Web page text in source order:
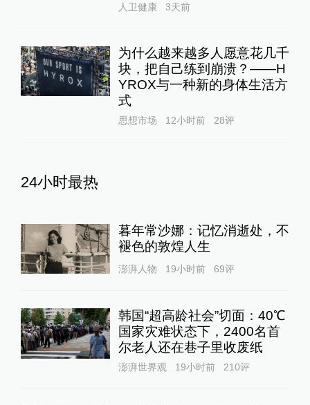
人卫健康 3天前
为什么越来越多人愿意花几千
块，把自己练到崩溃？——H
YROX与一种新的身体生活方
式
思想市场 12小时前 28评
24小时最热
暮年常沙娜：记忆消逝处，不
褪色的敦煌人生
澎湃人物 19小时前 69评
韩国“超高龄社会”切面：40℃
国家灾难状态下，2400名首
尔老人还在巷子里收废纸
澎湃世界观 19小时前 210评